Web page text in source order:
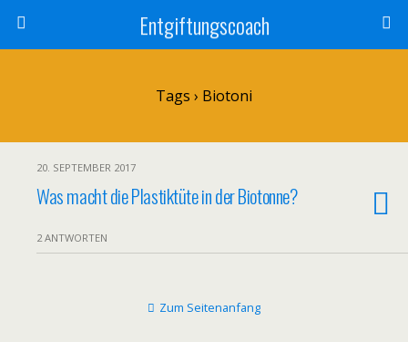
Entgiftungscoach
Tags › Biotoni
20. SEPTEMBER 2017
Was macht die Plastiktüte in der Biotonne?
2 ANTWORTEN
Zum Seitenanfang